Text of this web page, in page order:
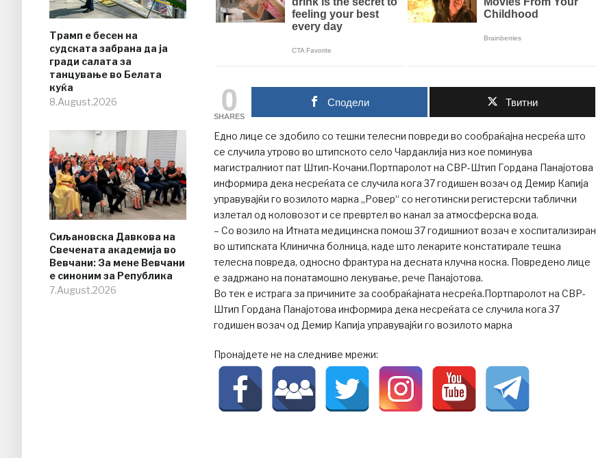
Трамп е бесен на
судската забрана да ја
гради салата за
танцување во Белата
куќа
8.August.2026
Сиљановска Давкова на
Свечената академија во
Вевчани: За мене Вевчани
е синоним за Република
7.August.2026
0
SHARES
Сподели Твитни
Едно лице се здобило со тешки телесни повреди во сообраќајна несреќа што
се случила утрово во штипското село Чардаклија низ кое поминува
магистралниот пат Штип-Кочани.Портпаролот на СВР-Штип Гордана Панајотова
информира дека несреќата се случила кога 37 годишен возач од Демир Капија
управувајќи го возилото марка „Ровер“ со неготински регистерски таблички
излетал од коловозот и се превртел во канал за атмосферска вода.
– Со возило на Итната медицинска помош 37 годишниот возач е хоспитализиран
во штипската Клиничка болница, каде што лекарите констатирале тешка
телесна повреда, односно фрактура на десната клучна коска. Повредено лице
е задржано на понатамошно лекување, рече Панајотова.
Во тек е истрага за причините за сообраќајната несреќа.Портпаролот на СВР-
Штип Гордана Панајотова информира дека несреќата се случила кога 37
годишен возач од Демир Капија управувајќи го возилото марка
Пронајдете не на следниве мрежи: